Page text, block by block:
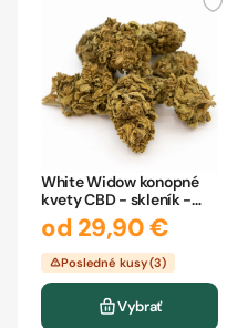
White Widow konopné
kvety CBD - skleník -
BULK
od 29,90 €
Posledné kusy (3)
Vybrať